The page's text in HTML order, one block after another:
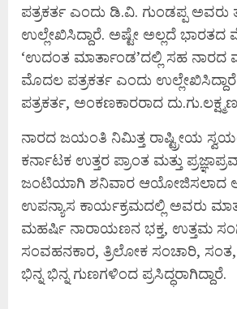
ಪತ್ರಕರ್ತ ಎಂದು ಡಿ.ವಿ. ಗುಂಡಪ್ಪ ಅವರು
ಉಲ್ಲೇಖಿಸಿದ್ದಾರೆ. ಅಷ್ಟೇ ಅಲ್ಲದೆ
‘ಉದಂತ ಮಾರ್ತಾಂಡ’ದಲ್ಲಿ ಸಹ
ಮೊದಲ ಪತ್ರಕರ್ತ ಎಂದು
ಪತ್ರಕರ್ತ, ಅಂಕಣಕಾರರಾದ
ನಾರದ ಜಯಂತಿ ನಿಮಿತ್ತ ರಾಷ್ಟ್ರೀಯ
ಕರ್ನಾಟಕ ಉತ್ತರ ಪ್ರಾಂತ ಮತ್ತು
ಜಂಟಿಯಾಗಿ ಶನಿವಾರ ಆಯೋಜಿಸಲಾದ
ಉಪನ್ಯಾಸ ಕಾರ್ಯಕ್ರಮದಲ್ಲಿ ಅವರು
ಮಹರ್ಷಿ ನಾರಾಯಣನ ಭಕ್ತ, ಉತ್ತಮ
ಸಂವಹನಕಾರ, ತ್ರಿಲೋಕ ಸಂಚಾರಿ, ಸಂತ,
ಭಿನ್ನ ಭಿನ್ನ ಗುಣಗಳಿಂದ ಪ್ರಸಿದ್ಧರಾಗಿದ್ದಾರೆ.